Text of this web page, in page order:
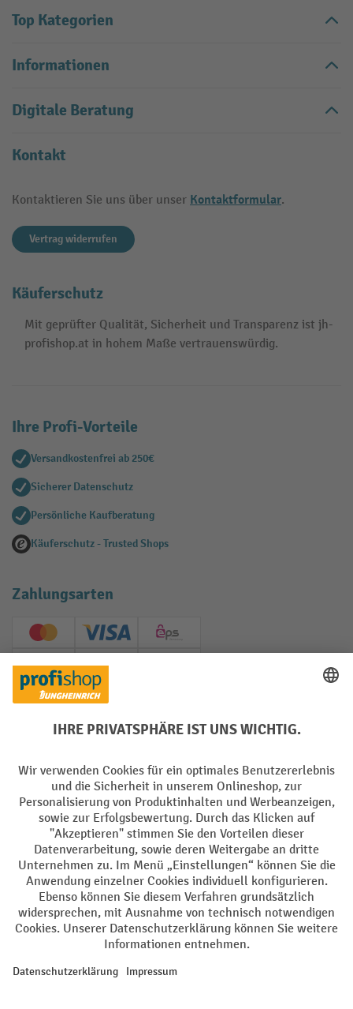
Top Kategorien
Informationen
Digitale Beratung
Kontakt
Kontaktieren Sie uns über unser Kontaktformular.
Vertrag widerrufen
Käuferschutz
Mit geprüfter Qualität, Sicherheit und Transparenz ist jh-
profishop.at in hohem Maße vertrauenswürdig.
Ihre Profi-Vorteile
Versandkostenfrei ab 250€
Sicherer Datenschutz
Persönliche Kaufberatung
Käuferschutz - Trusted Shops
Zahlungsarten
Creditcard (Master)Creditcard (Visa)
EPS
PayPal
Soziale Netzwerke
Impressum Datenschutz
Barrierefreiheit Privacy Settings
Alle Preise exkl. gesetzl. Mehrwertsteuer zzgl.Versandkostenund ggf.
Nachnahmegebühren, wenn nicht anders angegeben.
¹ Der Rabatt gilt so lange der Vorrat reicht. Der Rabatt gilt nicht auf
oder Gutscheinen ist nicht möglich. | ² Der Rabatt wird einmalig bei